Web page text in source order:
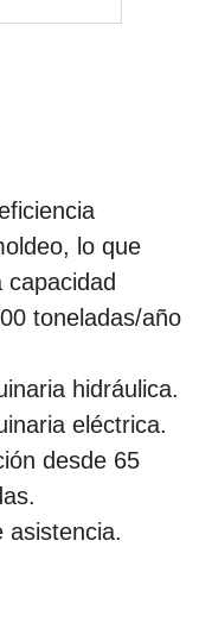
lo que
capacidad
toneladas/año
hidráulica.
eléctrica.
desde 65
asistencia.